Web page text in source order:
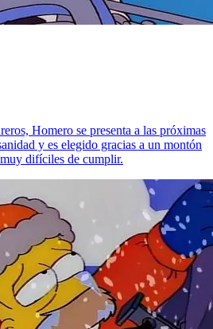
Homero se presenta a las próximas
y es elegido gracias a un montón
difíciles de cumplir.